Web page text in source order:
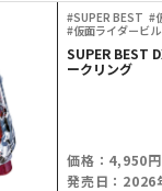
#SUPER BEST #
#仮面ライダービ
SUPER BEST
ークリング
価格：4,950円
発売日：2026